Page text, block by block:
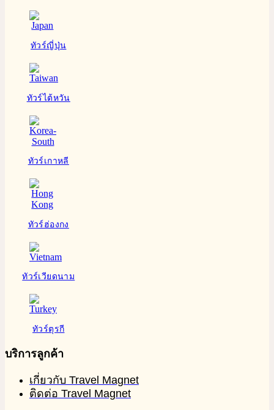
ทัวร์ญี่ปุ่น
ทัวร์ไต้หวัน
ทัวร์เกาหลี
ทัวร์ฮ่องกง
ทัวร์เวียดนาม
ทัวร์ตุรกี
บริการลูกค้า
เกี่ยวกับ Travel Magnet
ติดต่อ Travel Magnet